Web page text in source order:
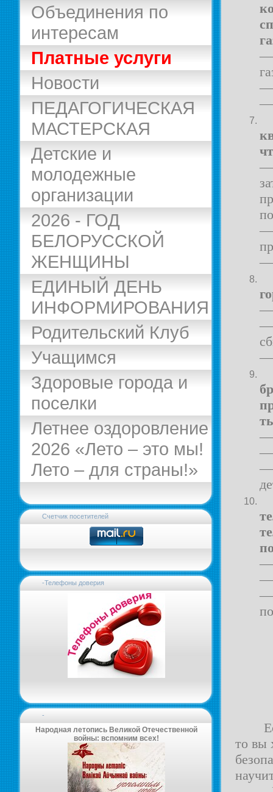
Объединения по
интересам
Платные услуги
Новости
ПЕДАГОГИЧЕСКАЯ
МАСТЕРСКАЯ
Детские и
молодежные
организации
2026 - ГОД
БЕЛОРУССКОЙ
ЖЕНЩИНЫ
ЕДИНЫЙ ДЕНЬ
ИНФОРМИРОВАНИЯ
Родительский Клуб
Учащимся
Здоровые города и
поселки
Летнее оздоровление
2026 «Лето – это мы!
Лето – для страны!»
Счетчик посетителей
-Телефоны доверия
-
Народная летопись Великой Отечественной
войны: вспомним всех!
—
—
—
—
—
—
—
—
—
—
—
—
—
—
—
то вы